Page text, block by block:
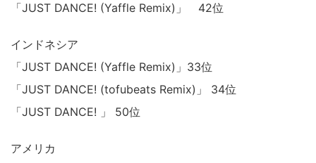
「JUST DANCE! (Yaffle Remix)」 42位
インドネシア
「JUST DANCE! (Yaffle Remix)」33位
「JUST DANCE! (tofubeats Remix)」 34位
「JUST DANCE! 」 50位
アメリカ